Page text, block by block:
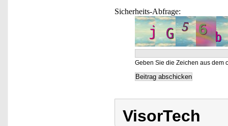
Sicherheits-Abfrage:
Geben Sie die Zeichen aus dem
VisorTech